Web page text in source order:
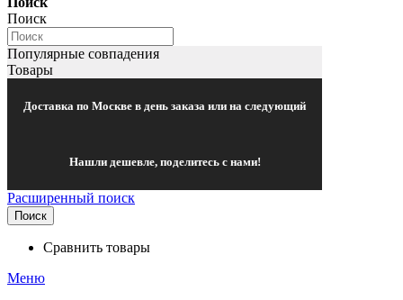
Поиск
Популярные совпадения
Товары
Доставка по Москве в день заказа или на следующий
Нашли дешевле, поделитесь с нами!
Расширенный поиск
Поиск
Сравнить товары
Меню